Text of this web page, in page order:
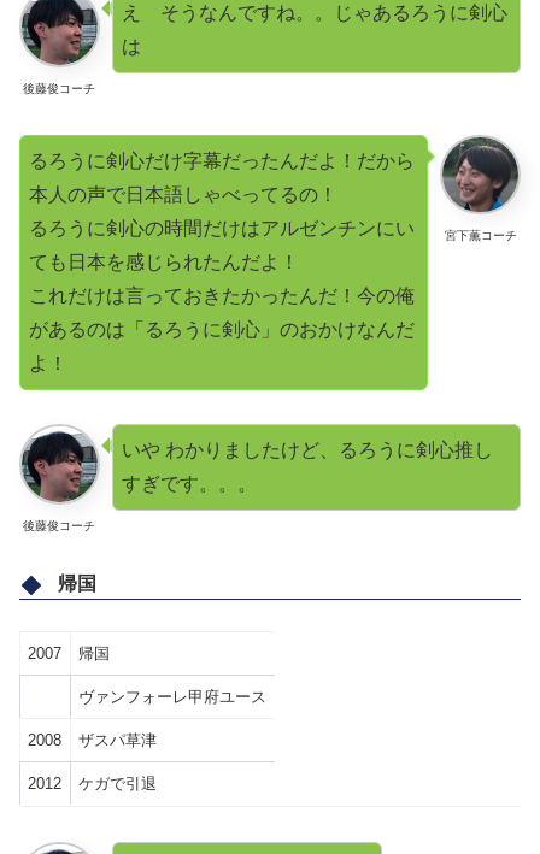
後藤俊コーチ
え そうなんですね。。じゃあるろうに剣心
は
宮下薫コーチ
るろうに剣心だけ字幕だったんだよ！だから
本人の声で日本語しゃべってるの！
るろうに剣心の時間だけはアルゼンチンにい
ても日本を感じられたんだよ！
これだけは言っておきたかったんだ！今の俺
があるのは「るろうに剣心」のおかけなんだ
よ！
後藤俊コーチ
いや わかりましたけど、るろうに剣心推し
すぎです。。。
帰国
2007 帰国
ヴァンフォーレ甲府ユース
2008 ザスパ草津
2012 ケガで引退